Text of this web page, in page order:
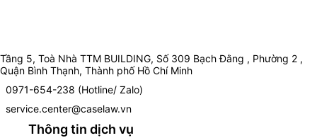
Tầng 5, Toà Nhà TTM BUILDING, Số 309 Bạch Đằng , Phường 2 ,
Quận Bình Thạnh, Thành phố Hồ Chí Minh
0971-654-238 (Hotline/ Zalo)
service.center@caselaw.vn
Thông tin dịch vụ